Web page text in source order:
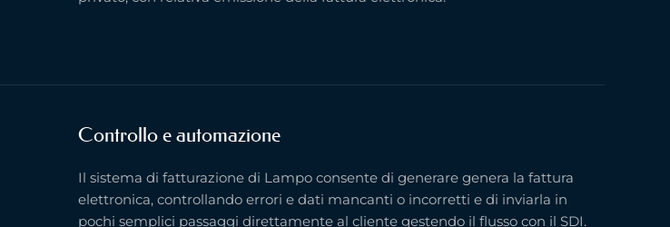
Controllo e automazione
Il sistema di fatturazione di Lampo consente di generare genera la fattura
elettronica, controllando errori e dati mancanti o incorretti e di inviarla in
pochi semplici passaggi direttamente al cliente gestendo il flusso con il SDI.